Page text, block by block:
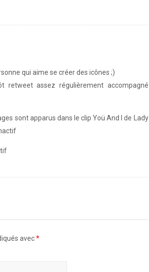
ift.tt/1o7z6ob
qui aime se créer des icônes ;)
retweet assez régulièrement accompagné
sont apparus dans le clip Yoü And I de Lady
avec*